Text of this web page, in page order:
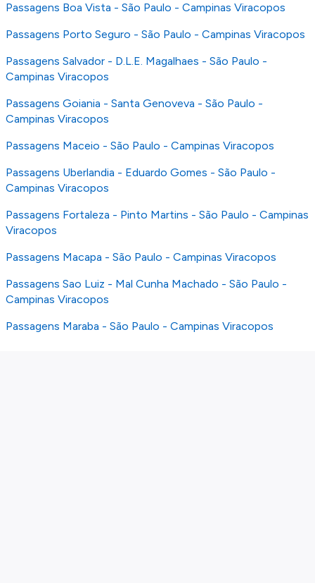
Passagens Boa Vista - São Paulo - Campinas Viracopos
Passagens Porto Seguro - São Paulo - Campinas Viracopos
Passagens Salvador - D.L.E. Magalhaes - São Paulo -
Campinas Viracopos
Passagens Goiania - Santa Genoveva - São Paulo -
Campinas Viracopos
Passagens Maceio - São Paulo - Campinas Viracopos
Passagens Uberlandia - Eduardo Gomes - São Paulo -
Campinas Viracopos
Passagens Fortaleza - Pinto Martins - São Paulo - Campinas
Viracopos
Passagens Macapa - São Paulo - Campinas Viracopos
Passagens Sao Luiz - Mal Cunha Machado - São Paulo -
Campinas Viracopos
Passagens Maraba - São Paulo - Campinas Viracopos